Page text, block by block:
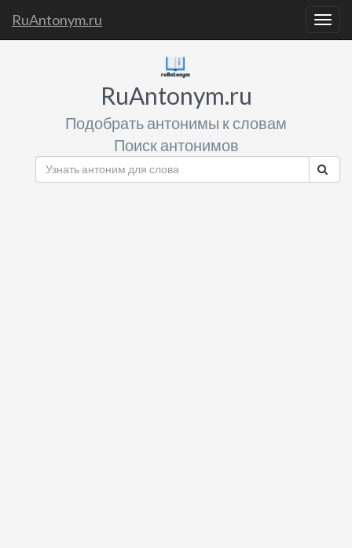
RuAntonym.ru
RuAntonym.ru
Подобрать антонимы к словам
Поиск антонимов